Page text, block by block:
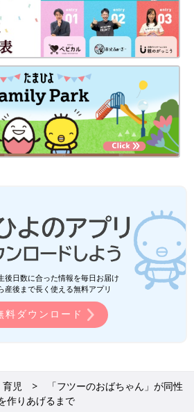
い」
自由をすべての人に」の訴状が全国4カ
の同性カップルによって提出されまし
の自由をすべての人に」とされたのにも
肉体上の性別移行をしていないトランス
戸籍上は同性どうしの結婚になるとして
に抵抗があるかもしれません。求めてい
人が、結婚する、あるいは結婚しない
を」ということだと小野さんは語りま
たまひよ 家族を考える」では、子育て
ざまな事象を、できるだけわかりやすく
し、少しでも育てやすい社会になるよう
疑問や怒りを感じるのはLGBT
”はじめました。』を読むと、LGBTと
指す言葉ではなく、顔や性格の違いと
後日数に合った情報を毎日お届け
産後まで長く使える無料アプリ
料ダウンロード
育児
「フツーのおばちゃん」が同性
作りあげるまで